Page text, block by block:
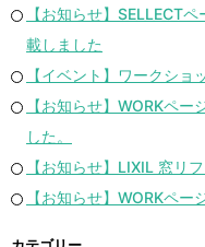
【お知らせ】SELLECT
載しました
【イベント】ワークショ
【お知らせ】WORKペ
した。
【お知らせ】LIXIL 窓リ
【お知らせ】WORKペー